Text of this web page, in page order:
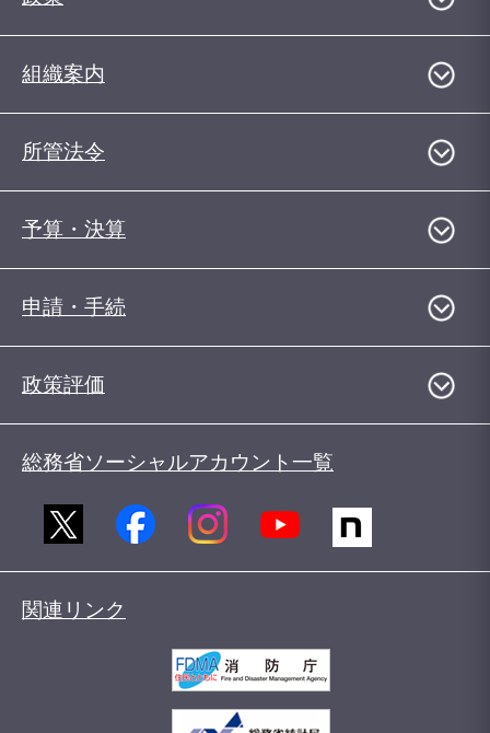
組織案内
所管法令
予算・決算
申請・手続
政策評価
総務省ソーシャルアカウント一覧
関連リンク